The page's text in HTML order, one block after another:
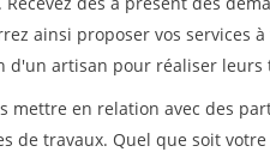
ainsi proposer vos services
d'un artisan pour réaliser leurs
mettre en relation avec des
de travaux. Quel que soit